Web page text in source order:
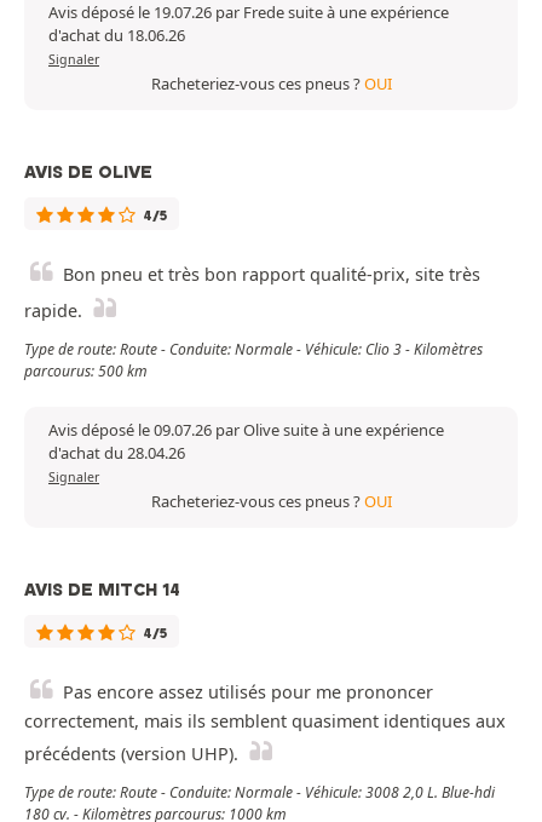
Avis déposé le 19.07.26 par Frede suite à une expérience
d'achat du 18.06.26
Signaler
Racheteriez-vous ces pneus ?OUI
AVIS DE OLIVE
4/5
Bon pneu et très bon rapport qualité-prix, site très
rapide.
Type de route: Route - Conduite: Normale - Véhicule: Clio 3 - Kilomètres
parcourus: 500 km
Avis déposé le 09.07.26 par Olive suite à une expérience
d'achat du 28.04.26
Signaler
Racheteriez-vous ces pneus ?OUI
AVIS DE MITCH 14
4/5
Pas encore assez utilisés pour me prononcer
correctement, mais ils semblent quasiment identiques aux
précédents (version UHP).
Type de route: Route - Conduite: Normale - Véhicule: 3008 2,0 L. Blue-hdi
180 cv. - Kilomètres parcourus: 1000 km